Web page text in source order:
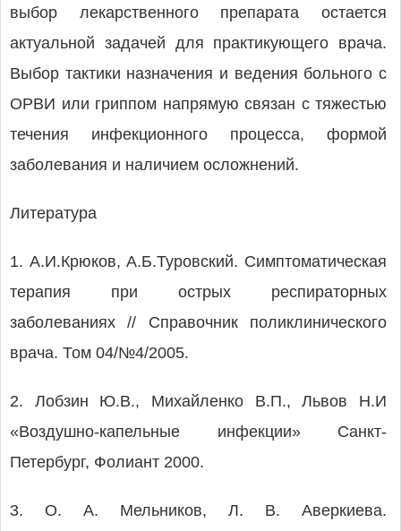
выбор лекарственного препарата остается
актуальной задачей для практикующего врача.
Выбор тактики назначения и ведения больного с
ОРВИ или гриппом напрямую связан с тяжестью
течения инфекционного процесса, формой
заболевания и наличием осложнений.
Литература
1. А.И.Крюков, А.Б.Туровский. Симптоматическая
терапия при острых респираторных
заболеваниях // Справочник поликлинического
врача. Том 04/№4/2005.
2. Лобзин Ю.В., Михайленко В.П., Львов Н.И
«Воздушно-капельные инфекции» Санкт-
Петербург, Фолиант 2000.
3. О. А. Мельников, Л. В. Аверкиева.